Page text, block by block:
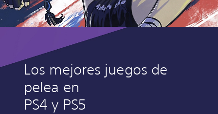
Los mejores juegos de
pelea en
PS4 y PS5